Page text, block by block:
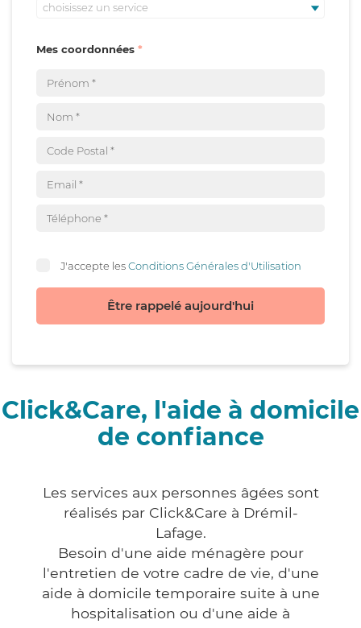
choisissez un service
Mes coordonnées
J'accepte lesConditions Générales d'Utilisation
Être rappelé aujourd'hui
Click&Care, l'aide à domicile
de confiance
Les services aux personnes âgées sont
réalisés par Click&Care à Drémil-
Lafage.
Besoin d'une aide ménagère pour
l'entretien de votre cadre de vie, d'une
aide à domicile temporaire suite à une
hospitalisation ou d'une aide à